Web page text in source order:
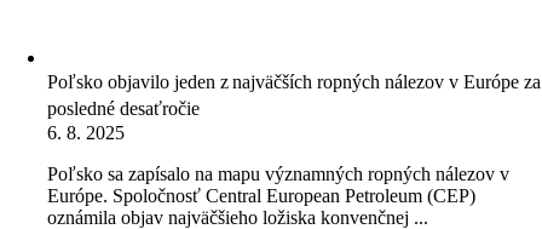
Poľsko objavilo jeden z najväčších ropných nálezov v Európe za
posledné desaťročie
6. 8. 2025
Poľsko sa zapísalo na mapu významných ropných nálezov v
Európe. Spoločnosť Central European Petroleum (CEP)
oznámila objav najväčšieho ložiska konvenčnej ...